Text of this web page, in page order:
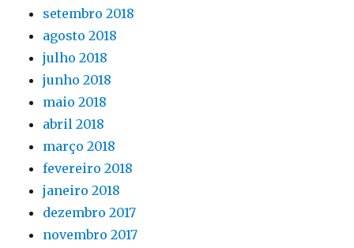
setembro 2018
agosto 2018
julho 2018
junho 2018
maio 2018
abril 2018
março 2018
fevereiro 2018
janeiro 2018
dezembro 2017
novembro 2017